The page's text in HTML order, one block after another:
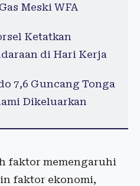
Meski WFA
Ketatkan
di Hari Kerja
7,6 Guncang Tonga
Dikeluarkan
faktor memengaruhi
faktor ekonomi,